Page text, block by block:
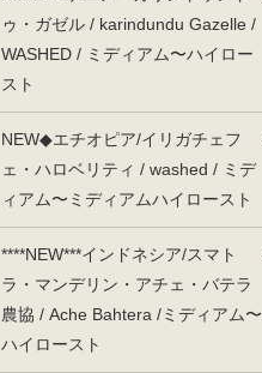
ゥ・ガゼル / karindundu Gazelle /
WASHED / ミディアム〜ハイロー
スト
NEW◆エチオピア/イリガチェフ
ェ・ハロベリティ / washed / ミデ
ィアム〜ミディアムハイロースト
****NEW***インドネシア/スマト
ラ・マンデリン・アチェ・バテラ
農協 / Ache Bahtera /ミディアム〜
ハイロースト